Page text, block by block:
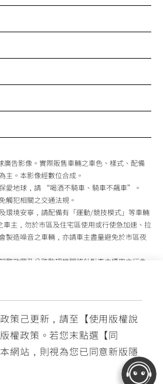
策己更新，請至【使用版權說
權政策。 若您末點選【同
網站，則視為您已同意新版隱
廣告影像。實際販售車輛之車色、樣式、配備
主。本影像經數位合成。
愛地球，請 “喝酒不騎車、騎車不飆車”。
觸犯相關之交通法規。
環境安寧，請配備有「運動/競技模式」等車輛
車主，勿於市區及住宅區使用或行使急加速、拉
製造噪音之車輛，亦請車主盡量避免於市區夜
警政署及公路監理機關將針對車主擾寧之行為
隱私權政策 交通安全入口網
線: 0800-631-680 ✉ 聯繫客服
/ 13:00~16:40(國定假日與公司假日除外)
CO., LTD. All Rights Reserved.